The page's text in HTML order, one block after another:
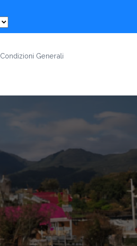
Condizioni Generali